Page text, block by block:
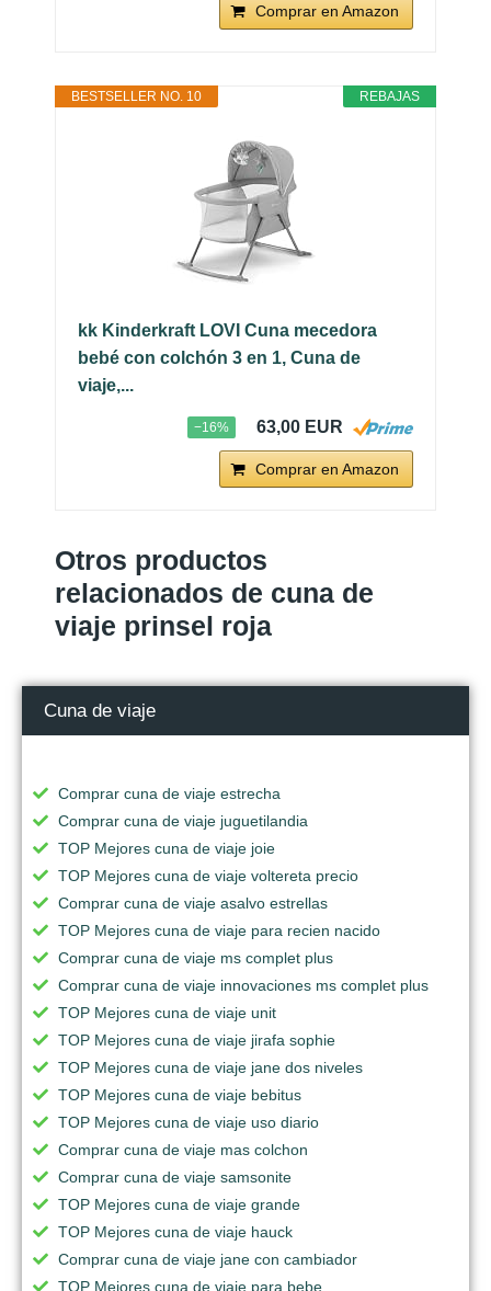
Comprar en Amazon
REBAJAS
BESTSELLER NO. 10
kk Kinderkraft LOVI Cuna mecedora
bebé con colchón 3 en 1, Cuna de
viaje,...
−16% 63,00 EUR
Comprar en Amazon
Otros productos
relacionados de cuna de
viaje prinsel roja
Cuna de viaje
Comprar cuna de viaje estrecha
Comprar cuna de viaje juguetilandia
TOP Mejores cuna de viaje joie
TOP Mejores cuna de viaje voltereta precio
Comprar cuna de viaje asalvo estrellas
TOP Mejores cuna de viaje para recien nacido
Comprar cuna de viaje ms complet plus
Comprar cuna de viaje innovaciones ms complet plus
TOP Mejores cuna de viaje unit
TOP Mejores cuna de viaje jirafa sophie
TOP Mejores cuna de viaje jane dos niveles
TOP Mejores cuna de viaje bebitus
TOP Mejores cuna de viaje uso diario
Comprar cuna de viaje mas colchon
Comprar cuna de viaje samsonite
TOP Mejores cuna de viaje grande
TOP Mejores cuna de viaje hauck
Comprar cuna de viaje jane con cambiador
TOP Mejores cuna de viaje para bebe